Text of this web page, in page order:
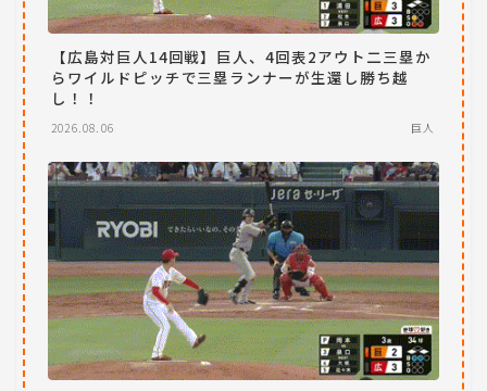
【広島対巨人14回戦】巨人、4回表2アウト二三塁か
らワイルドピッチで三塁ランナーが生還し勝ち越
し！！
2026.08.06 巨人